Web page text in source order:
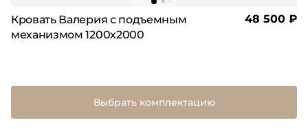
Кровать Валерия с подъемным
механизмом 1200х2000
48 500 ₽
Выбрать комплектацию